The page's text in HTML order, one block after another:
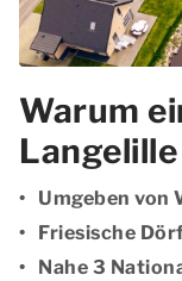
Warum
Umgeben von
Friesische
Nahe 3